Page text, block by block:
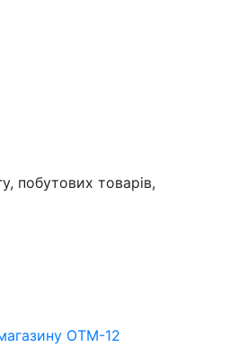
побутових товарів,